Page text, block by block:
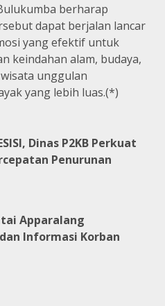
berharap
dapat berjalan lancar
yang efektif untuk
keindahan alam, budaya,
unggulan
yang lebih luas.(*)
Dinas P2KB Perkuat
Penurunan
Apparalang
Informasi Korban